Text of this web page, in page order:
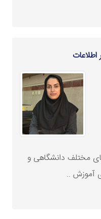
مختلف دانشگاهی و
آموزش ..